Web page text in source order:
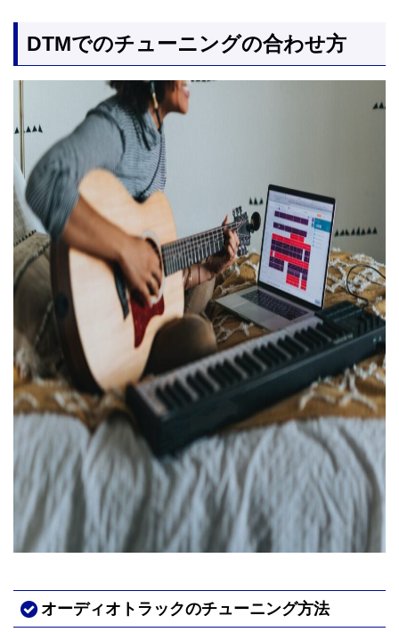
DTMでのチューニングの合わせ方
オーディオトラックのチューニング方法